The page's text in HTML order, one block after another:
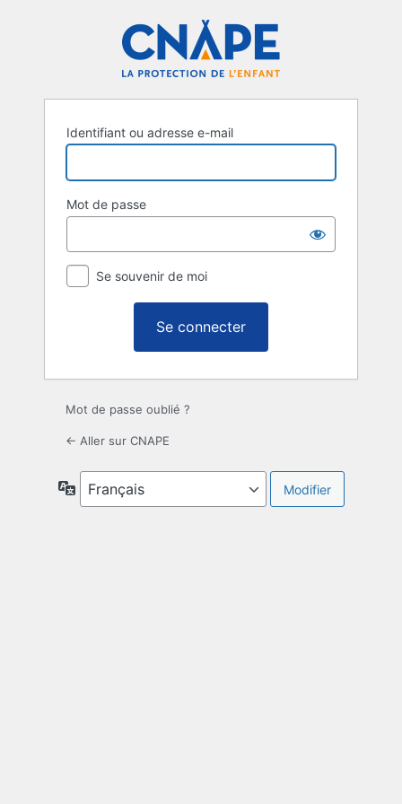
Identifiant ou adresse e-mail
Mot de passe
Se souvenir de moi
Mot de passe oublié ?
← Aller sur CNAPE
Langue